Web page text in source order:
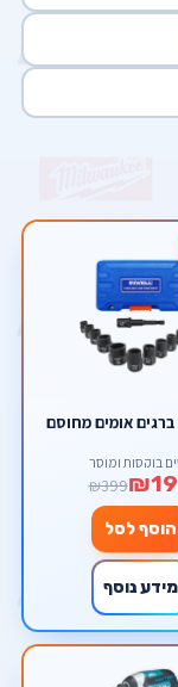
אומים מחוסם
בוקסות ומוסך
₪399
הוסף לסל
מידע נוסף